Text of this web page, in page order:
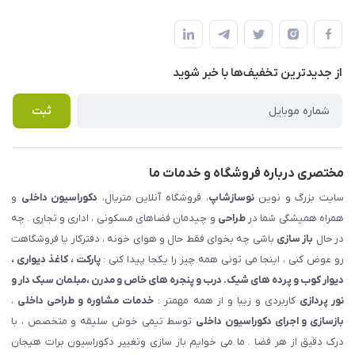
املاک مدنی - نوساز شاپ
لیست محصولات
درباره ما
قوانین و مقررات
حریم خصوصی
راهنما
پرسش های متداول
از جدید‌ترین تخفیف‌ها با‌ خبر شوید
ثبت
مختصری درباره فروشگاه و خدمات ما
سایت بزرگ و نویننوسازشاپ، فروشگاه آنلاین متریال، دکوراسیون داخلی و
همراه همیشگی شما درطراحی و چیدمان فضاهای مسکونی ، اداری و تجاری . چه
در حال باز سازی باشی چه بخوای فقط حال و هوای خونه ، دفترکار یا فروشگاهت
رو عوض کنی ، اینجا می تونی همه چیز را یکجا پیدا کنی :پارکت ، کاغذ دیواری ،
دیوار کوب و پرده های شیک. درب و پنجره های خاص و مدرن ،مبلمان سبک دار و
نور پردازی کاربردی و زیبا و از همه مهمتر : خدمات مشاوره و طراحی داخلی ،
بازسازی و اجرای دکوراسیون داخلی توسط تیمی خوش سلیقه و متخصص ، با
درک دقیق از هر فضا . ما می خوایم باز سازی وتغییر دکوراسیون برات هیجان